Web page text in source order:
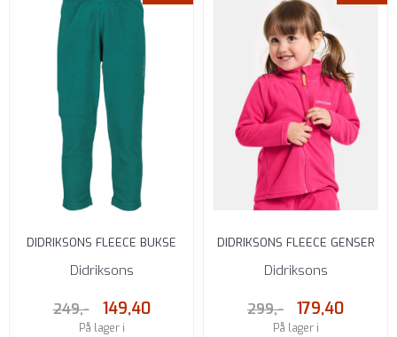
DIDRIKSONS FLEECE BUKSE
MONTE PETROL GREEN
Didriksons
249,- 149,40
På lager i
DIDRIKSONS FLEECE GENSER
MONTE TRUE PINK
Didriksons
299,- 179,40
På lager i